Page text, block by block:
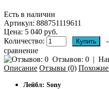
Есть в наличии
Артикул: 888751119611
Цена: 5 040 руб.
Количество:
сравнение
Отзывов: 0 |
Описание Отзывы (0)
Лейбл: Sony